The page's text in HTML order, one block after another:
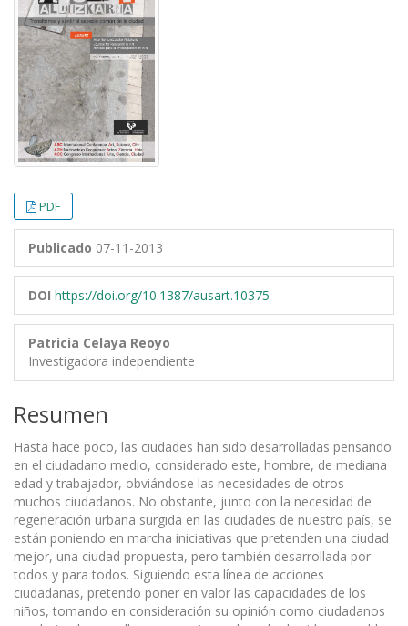
PDF
Publicado 07-11-2013
DOI https://doi.org/10.1387/ausart.10375
Patricia Celaya Reoyo
Investigadora independiente
Resumen
Hasta hace poco, las ciudades han sido desarrolladas pensando
en el ciudadano medio, considerado este, hombre, de mediana
edad y trabajador, obviándose las necesidades de otros
muchos ciudadanos. No obstante, junto con la necesidad de
regeneración urbana surgida en las ciudades de nuestro país, se
están poniendo en marcha iniciativas que pretenden una ciudad
mejor, una ciudad propuesta, pero también desarrollada por
todos y para todos. Siguiendo esta línea de acciones
ciudadanas, pretendo poner en valor las capacidades de los
niños, tomando en consideración su opinión como ciudadanos